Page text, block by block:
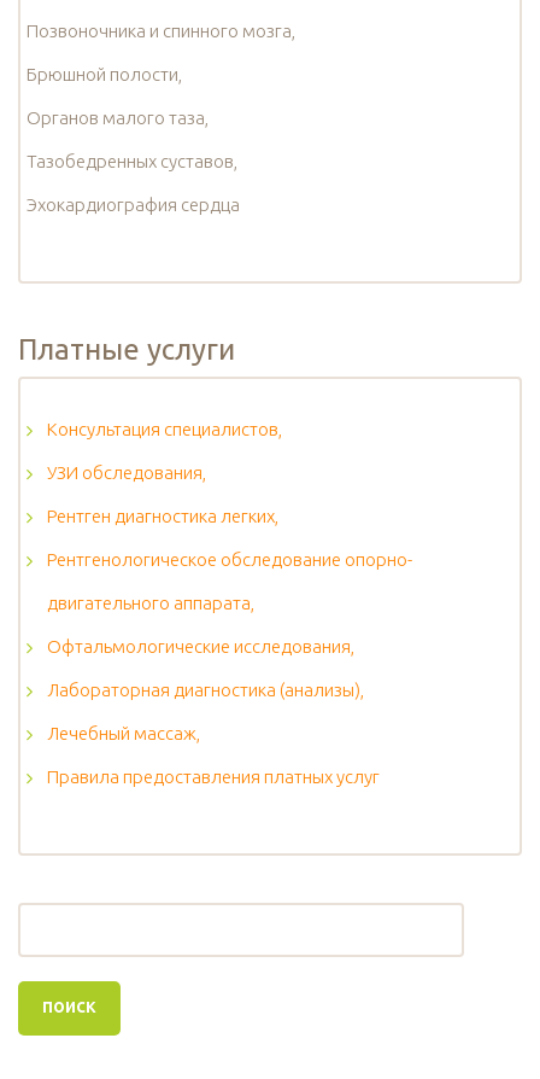
Позвоночника и спинного мозга,
Брюшной полости,
Органов малого таза,
Тазобедренных суставов,
Эхокардиография сердца
Платные услуги
Консультация специалистов,
УЗИ обследования,
Рентген диагностика легких,
Рентгенологическое обследование опорно-
двигательного аппарата,
Офтальмологические исследования,
Лабораторная диагностика (анализы),
Лечебный массаж,
Правила предоставления платных услуг